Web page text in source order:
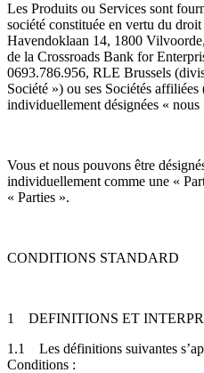
Les Produits ou Services sont
société constituée en vertu du
Havendoklaan 14, 1800
de la Crossroads Bank for
0693.786.956, RLE Brussels
Société ») ou ses Sociétés
individuellement désignées «
Vous et nous pouvons être
individuellement comme une «
« Parties ».
CONDITIONS STANDARD
1
DEFINITIONS ET
1.1
Les définitions suivantes
Conditions :